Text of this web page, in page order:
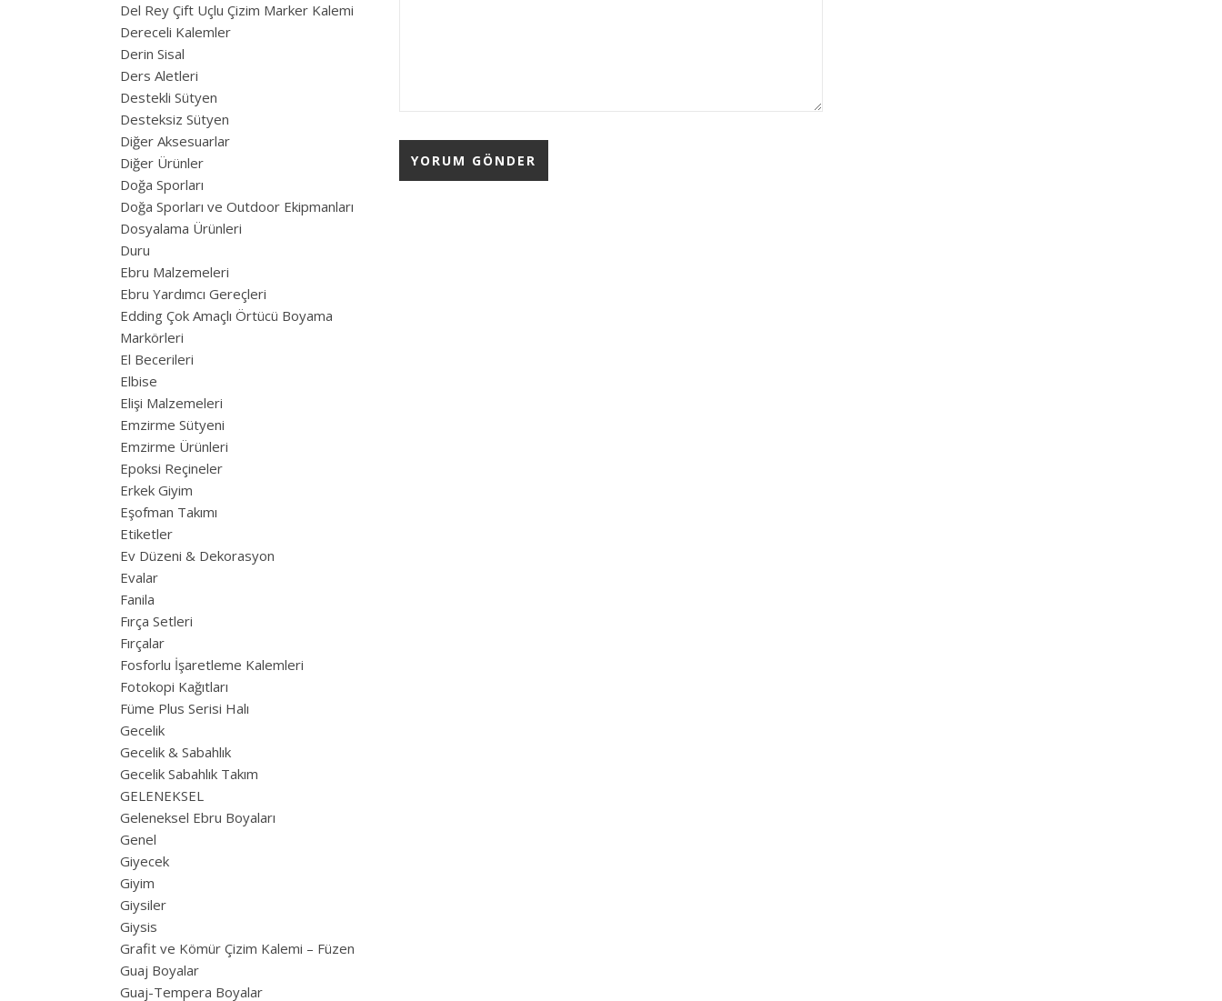
Del Rey Çift Uçlu Çizim Marker Kalemi
Dereceli Kalemler
Derin Sisal
Ders Aletleri
Destekli Sütyen
Desteksiz Sütyen
Diğer Aksesuarlar
Diğer Ürünler
Doğa Sporları
Doğa Sporları ve Outdoor Ekipmanları
Dosyalama Ürünleri
Duru
Ebru Malzemeleri
Ebru Yardımcı Gereçleri
Edding Çok Amaçlı Örtücü Boyama
Markörleri
El Becerileri
Elbise
Elişi Malzemeleri
Emzirme Sütyeni
Emzirme Ürünleri
Epoksi Reçineler
Erkek Giyim
Eşofman Takımı
Etiketler
Ev Düzeni & Dekorasyon
Evalar
Fanila
Fırça Setleri
Fırçalar
Fosforlu İşaretleme Kalemleri
Fotokopi Kağıtları
Füme Plus Serisi Halı
Gecelik
Gecelik & Sabahlık
Gecelik Sabahlık Takım
GELENEKSEL
Geleneksel Ebru Boyaları
Genel
Giyecek
Giyim
Giysiler
Giysis
Grafit ve Kömür Çizim Kalemi – Füzen
Guaj Boyalar
Guaj-Tempera Boyalar